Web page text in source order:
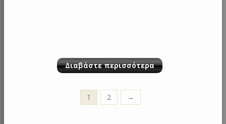
Διαβάστε περισσότερα
1 2 →